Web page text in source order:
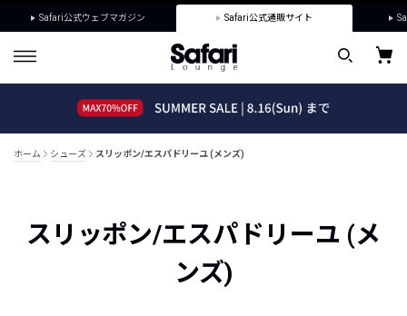
Safari公式ウェブマガジン Safari公式通販サイト
ホーム シューズ スリッポン/エスパドリーユ (メンズ)
スリッポン/エスパドリーユ (メ
ンズ)